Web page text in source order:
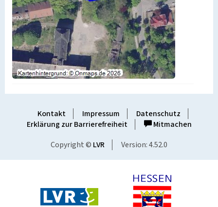
Kontakt Impressum
Datenschutz
Erklärung zur Barrierefreiheit
Mitmachen
Copyright © LVR Version: 4.52.0